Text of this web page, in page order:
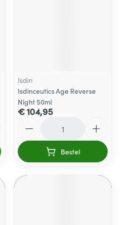
Isdin
Isdinceutics Age Reverse
Night 50ml
€ 104,95
Bestel